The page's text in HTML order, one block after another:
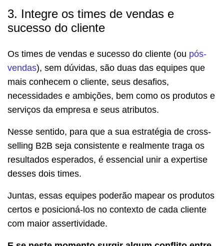
3. Integre os times de vendas e
sucesso do cliente
Os times de vendas e sucesso do cliente (ou pós-
vendas), sem dúvidas, são duas das equipes que
mais conhecem o cliente, seus desafios,
necessidades e ambições, bem como os produtos e
serviços da empresa e seus atributos.
Nesse sentido, para que a sua estratégia de cross-
selling B2B seja consistente e realmente traga os
resultados esperados, é essencial unir a expertise
desses dois times.
Juntas, essas equipes poderão mapear os produtos
certos e posicioná-los no contexto de cada cliente
com maior assertividade.